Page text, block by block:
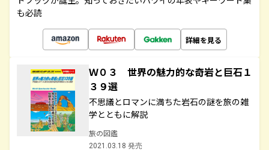
も必読
詳細を見る
Ｗ０３ 世界の魅力的な奇岩と巨石１
３９選
不思議とロマンに満ちた岩石の謎を旅の雑
学とともに解説
旅の図鑑
2021.03.18 発売